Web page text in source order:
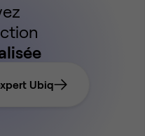
Ubiq